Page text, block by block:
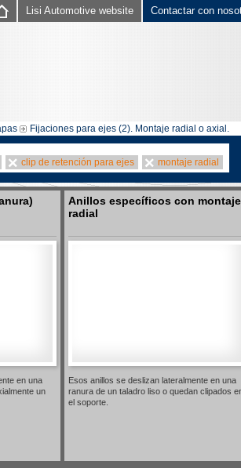
Contactar con
Lisi Automotive website
Fijaciones para ejes (2). Montaje radial o axial.
clip de retención para ejes montaje radial
en una
un
Anillos específicos con montaje
radial
Esos anillos se deslizan lateralmente en una
ranura de un taladro liso o quedan clipados
el soporte.